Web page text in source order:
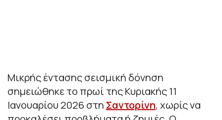
Μικρής έντασης σεισμική δόνηση
σημειώθηκε το πρωί της Κυριακής 11
Ιανουαρίου 2026 στη Σαντορίνη, χωρίς να